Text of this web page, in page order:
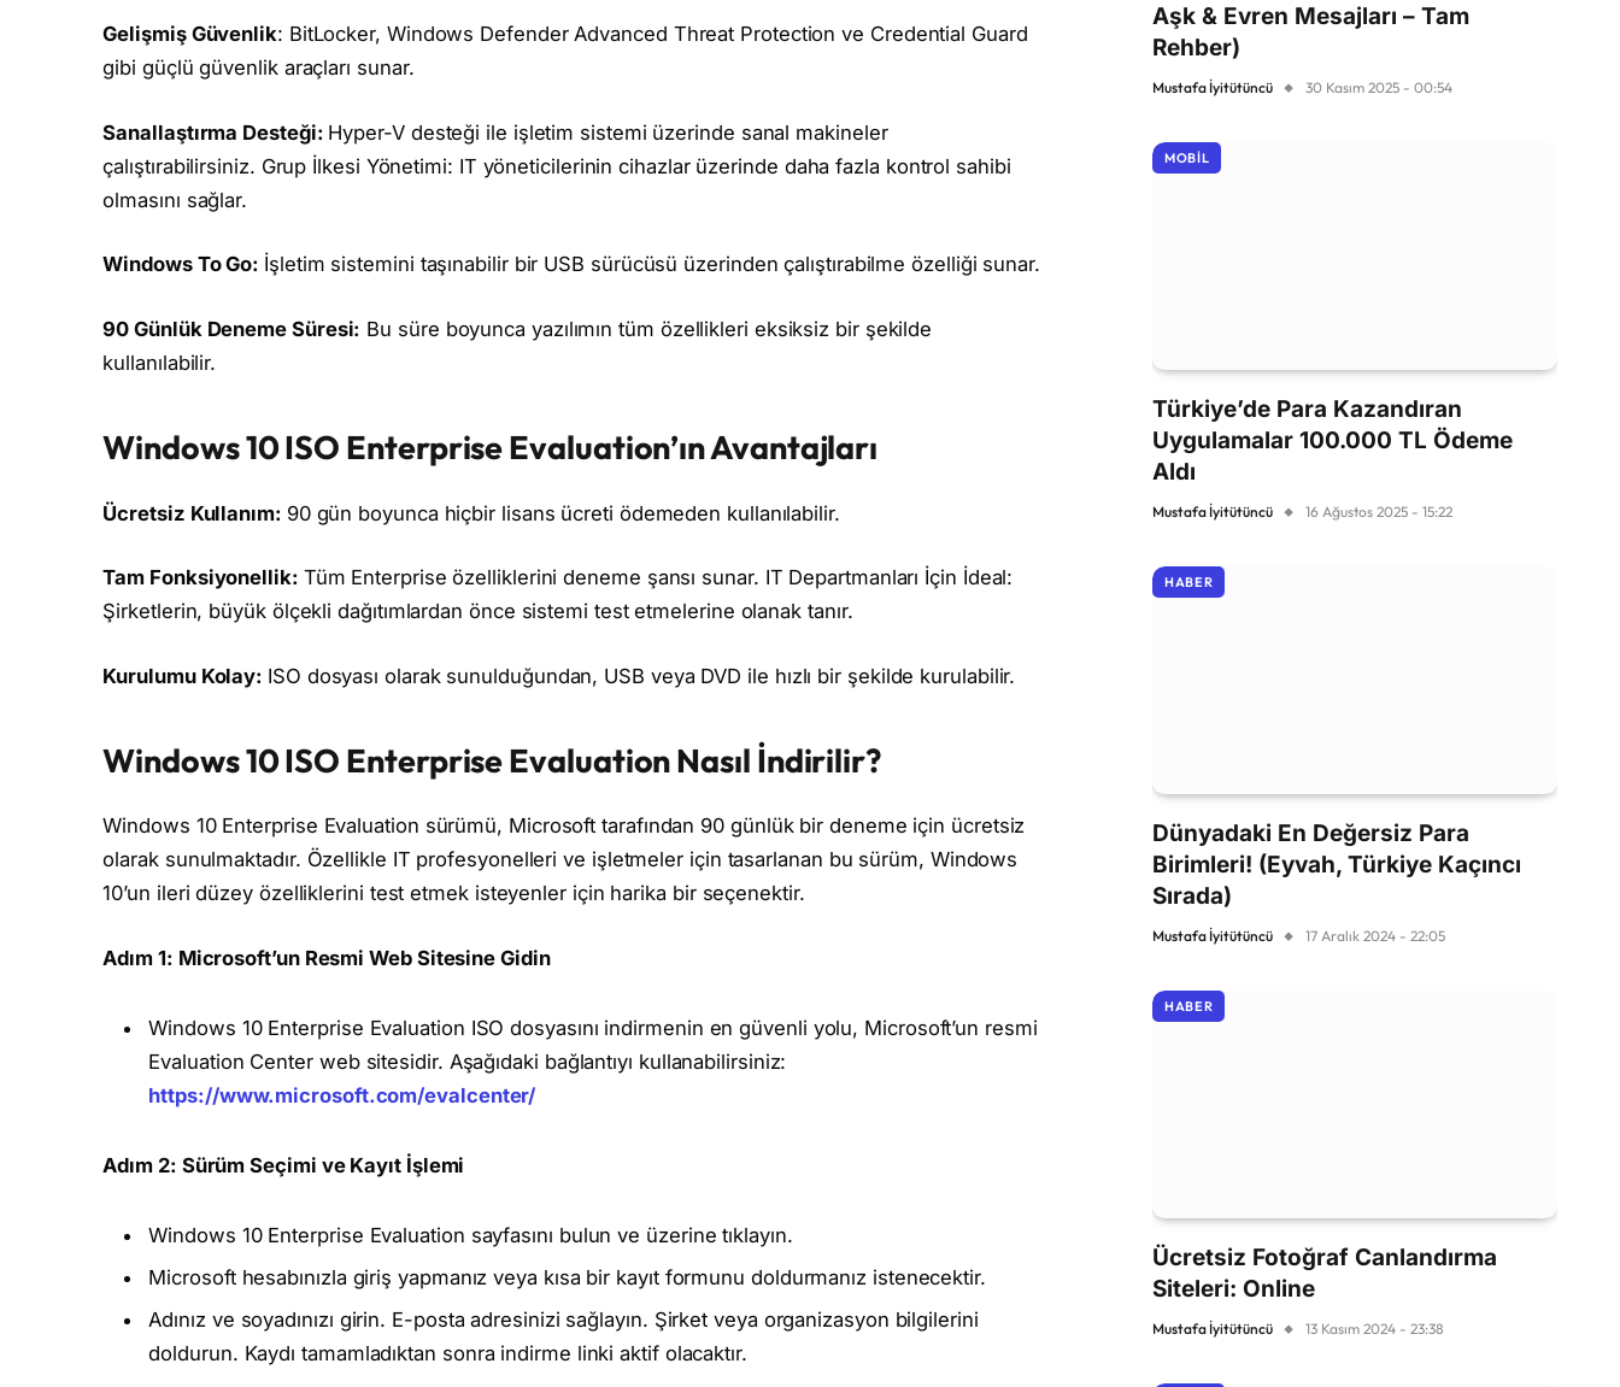
Gelişmiş Güvenlik: BitLocker, Windows Defender Advanced Threat Protection ve Credential Guard
gibi güçlü güvenlik araçları sunar.
Sanallaştırma Desteği: Hyper-V desteği ile işletim sistemi üzerinde sanal makineler
çalıştırabilirsiniz. Grup İlkesi Yönetimi: IT yöneticilerinin cihazlar üzerinde daha fazla kontrol sahibi
olmasını sağlar.
Windows To Go: İşletim sistemini taşınabilir bir USB sürücüsü üzerinden çalıştırabilme özelliği sunar.
90 Günlük Deneme Süresi: Bu süre boyunca yazılımın tüm özellikleri eksiksiz bir şekilde
kullanılabilir.
Windows 10 ISO Enterprise Evaluation’ın Avantajları
Ücretsiz Kullanım: 90 gün boyunca hiçbir lisans ücreti ödemeden kullanılabilir.
Tam Fonksiyonellik: Tüm Enterprise özelliklerini deneme şansı sunar. IT Departmanları İçin İdeal:
Şirketlerin, büyük ölçekli dağıtımlardan önce sistemi test etmelerine olanak tanır.
Kurulumu Kolay: ISO dosyası olarak sunulduğundan, USB veya DVD ile hızlı bir şekilde kurulabilir.
Windows 10 ISO Enterprise Evaluation Nasıl İndirilir?
Windows 10 Enterprise Evaluation sürümü, Microsoft tarafından 90 günlük bir deneme için ücretsiz
olarak sunulmaktadır. Özellikle IT profesyonelleri ve işletmeler için tasarlanan bu sürüm, Windows
10’un ileri düzey özelliklerini test etmek isteyenler için harika bir seçenektir.
Adım 1: Microsoft’un Resmi Web Sitesine Gidin
Windows 10 Enterprise Evaluation ISO dosyasını indirmenin en güvenli yolu, Microsoft’un resmi
Evaluation Center web sitesidir. Aşağıdaki bağlantıyı kullanabilirsiniz:
https://www.microsoft.com/evalcenter/
Adım 2: Sürüm Seçimi ve Kayıt İşlemi
Windows 10 Enterprise Evaluation sayfasını bulun ve üzerine tıklayın.
Microsoft hesabınızla giriş yapmanız veya kısa bir kayıt formunu doldurmanız istenecektir.
Adınız ve soyadınızı girin. E-posta adresinizi sağlayın. Şirket veya organizasyon bilgilerini
doldurun. Kaydı tamamladıktan sonra indirme linki aktif olacaktır.
Aşk & Evren Mesajları – Tam
Rehber)
Mustafa İyitütüncü 30 Kasım 2025 - 00:54
MOBIL
Türkiye’de Para Kazandıran
Uygulamalar 100.000 TL Ödeme
Aldı
Mustafa İyitütüncü 16 Ağustos 2025 - 15:22
HABER
Dünyadaki En Değersiz Para
Birimleri! (Eyvah, Türkiye Kaçıncı
Sırada)
Mustafa İyitütüncü 17 Aralık 2024 - 22:05
HABER
Ücretsiz Fotoğraf Canlandırma
Siteleri: Online
Mustafa İyitütüncü 13 Kasım 2024 - 23:38